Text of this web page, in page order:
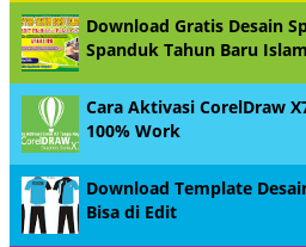
Download Gratis Desain
Spanduk Tahun Baru
Cara Aktivasi CorelDraw
100% Work
Download Template
Bisa di Edit